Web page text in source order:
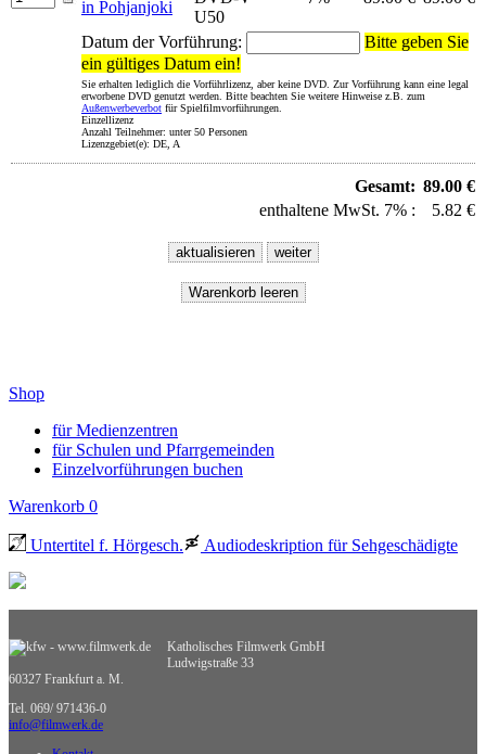
in Pohjanjoki
U50
Datum der Vorführung:
Bitte geben Sie
ein gültiges Datum ein!
Sie erhalten lediglich die Vorführlizenz, aber keine DVD. Zur Vorführung kann eine legal
erworbene DVD genutzt werden. Bitte beachten Sie weitere Hinweise z.B. zum
Außenwerbeverbot für Spielfilmvorführungen.
Einzellizenz
Anzahl Teilnehmer: unter 50 Personen
Lizenzgebiet(e): DE, A
Gesamt: 89.00 €
enthaltene MwSt. 7% :
5.82 €
Shop
für Medienzentren
für Schulen und Pfarrgemeinden
Einzelvorführungen buchen
Warenkorb 0
Untertitel f. Hörgesch. Audiodeskription für Sehgeschädigte
Katholisches Filmwerk GmbH
Ludwigstraße 33
60327 Frankfurt a. M.
Tel. 069/ 971436-0
info@filmwerk.de